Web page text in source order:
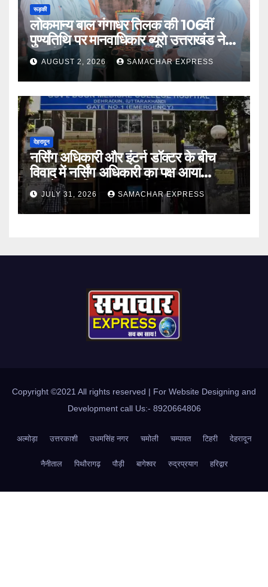
रूड़की
लोकमान्य बाल गंगाधर तिलक की 106वीं
पुण्यतिथि पर मानवाधिकार ब्यूरो उत्तराखंड ने दी
भावभीनी श्रद्धांजलि
AUGUST 2, 2026 SAMACHAR EXPRESS
देहरादून
नर्सिंग अधिकारी और इंटर्न डॉक्टर के बीच
विवाद में नर्सिंग अधिकारी का पक्ष आया
सामने,करी निष्पक्ष जांच की मांग
JULY 31, 2026 SAMACHAR EXPRESS
Copyright ©2021 All rights reserved | For Website Designing and
Development call Us:- 8920664806
अल्मोड़ा उत्तरकाशी उधमसिंह नगर चमोली चम्पावत टिहरी देहरादून
नैनीताल पिथौरागढ़ पौड़ी बागेश्वर रुद्रप्रयाग हरिद्वार